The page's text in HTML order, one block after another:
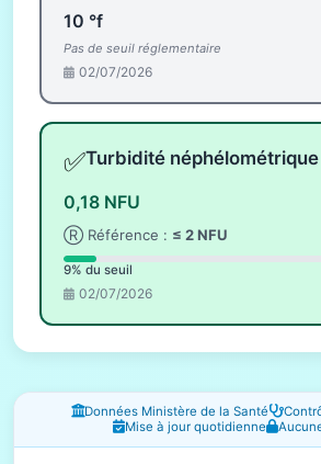
10 °f
Pas de seuil réglementaire
02/07/2026
✅Turbidité néphélométrique
0,18 NFU
Ⓡ Référence : ≤ 2 NFU
9% du seuil
02/07/2026
Fenêtres d'information
Données Ministère de la Santé
Mise à jour quotidienne